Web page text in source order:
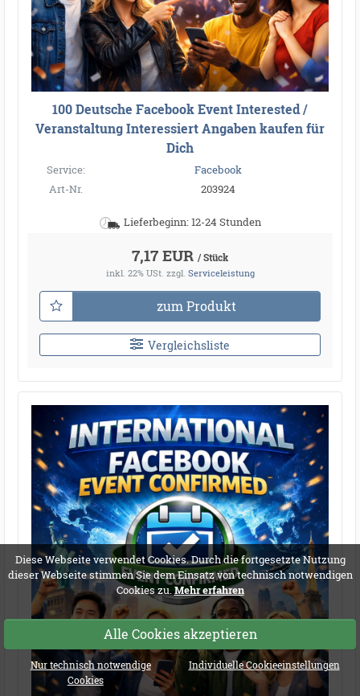
Diese Webseite verwendet Cookies. Durch die fortgesetzte Nutzung
dieser Webseite stimmen Sie dem Einsatz von technisch notwendigen
Cookies zu.Mehr erfahren
Alle Cookies akzeptieren
Nur technisch notwendige
Cookies
Individuelle Cookieeinstellungen
100 Deutsche Facebook Event Interested /
Veranstaltung Interessiert Angaben kaufen für
Dich
Service:
Facebook
Art-Nr.
203924
Lieferbeginn: 12-24 Stunden
7,17 EUR / Stück
inkl. 22% USt. zzgl. Serviceleistung
zum Produkt
Vergleichsliste